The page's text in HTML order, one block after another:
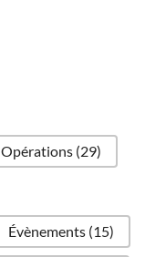
Opérations (29)
Évènements (15)